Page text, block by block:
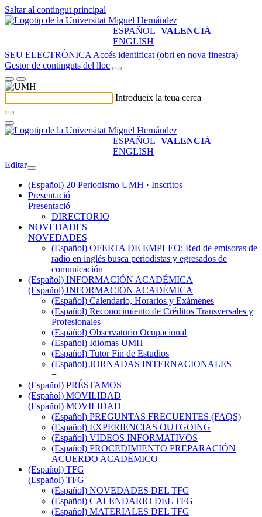
Saltar al contingut principal
ESPAÑOL VALENCIÀ
ENGLISH
SEU ELECTRÒNICA Accés identificat (obri en nova finestra)
Gestor de continguts del lloc
Introdueix la teua cerca
ESPAÑOL VALENCIÀ
ENGLISH
Editar
(Español) 20 Periodismo UMH · Inscritos
Presentació
Presentació
DIRECTORIO
NOVEDADES
NOVEDADES
(Español) OFERTA DE EMPLEO: Red de emisoras de
radio en inglés busca periodistas y egresados de
comunicación
(Español) INFORMACIÓN ACADÉMICA
(Español) INFORMACIÓN ACADÉMICA
(Español) Calendario, Horarios y Exámenes
(Español) Reconocimiento de Créditos Transversales y
Profesionales
(Español) Observatorio Ocupacional
(Español) Idiomas UMH
(Español) Tutor Fin de Estudios
(Español) JORNADAS INTERNACIONALES
+
(Español) PRÉSTAMOS
(Español) MOVILIDAD
(Español) MOVILIDAD
(Español) PREGUNTAS FRECUENTES (FAQS)
(Español) EXPERIENCIAS OUTGOING
(Español) VIDEOS INFORMATIVOS
(Español) PROCEDIMIENTO PREPARACIÓN
ACUERDO ACADÉMICO
(Español) TFG
(Español) TFG
(Español) NOVEDADES DEL TFG
(Español) CALENDARIO DEL TFG
(Español) MATERIALES DEL TFG